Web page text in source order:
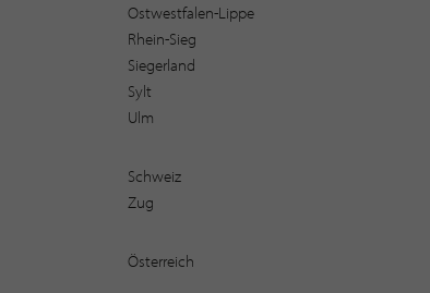
Ostwestfalen-Lippe
Rhein-Sieg
Siegerland
Sylt
Ulm
Schweiz
Zug
Österreich